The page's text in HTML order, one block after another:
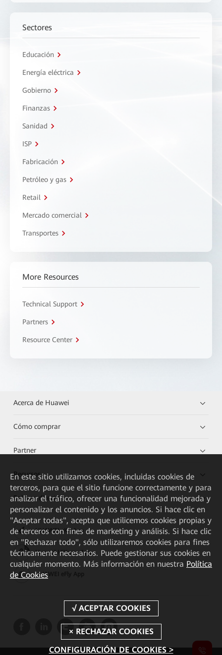
Sectores
Educación
Energía eléctrica
Gobierno
Finanzas
Sanidad
ISP
Fabricación
Petróleo y gas
Retail
Mercado comercial
Transportes
More Resources
Technical Support
Partners
Resource Center
Acerca de Huawei
Cómo comprar
Partner
Recursos
Enlaces directos
HUAWEI eKit App
Huawei HiKnow App
HUAWEI eFly App
En este sitio utilizamos cookies, incluidas cookies de
terceros, para que el sitio funcione correctamente y para
analizar el tráfico, ofrecer una funcionalidad mejorada y
personalizar el contenido y los anuncios. Si hace clic en
"Aceptar todas", acepta que utilicemos cookies propias y
de terceros con fines de marketing y análisis. Si hace clic
en "Rechazar todo", sólo utilizaremos cookies para fines
técnicamente necesarios. Puede gestionar sus cookies en
cualquier momento. Más información en nuestra Política
de Cookies
CONFIGURACIÓN DE COOKIES >